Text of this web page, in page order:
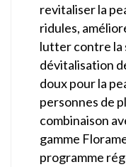
revitaliser la
ridules,
lutter contre la
dévitalisation
doux pour la
personnes de
combinaison
gamme
programme